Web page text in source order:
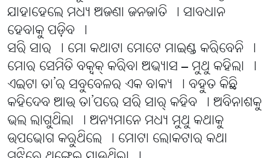
ଯାହାହେଲେ ମଧ୍ୟ ଅଜଣା ଜନଜାତି । ସାବଧାନ
ହେବାକୁ ପଡି଼ବ ।
ସରି ସାର । ମୋ କଥାଟା ମୋଟେ ମାଇଣ୍ଡ କରିବେନି ।
ମୋର ସେମିତି ବକ୍ବକ୍ କରିବା ଅଭ୍ୟାସ – ମୁଥୁ କହିଲା ।
ଏଇଟା ତା’ର ସବୁବେଳର ଏକ ବାକ୍ୟ । ବହୁତ କିଛି
କହିଦେବ ଆଉ ତା’ପରେ ସରି ସାର୍ କହିବ । ଅବିନାଶକୁ
ଭଲ ଲାଗୁଥିଲା । ଅନ୍ୟମାନେ ମଧ୍ୟ ମୁଥୁ କଥାକୁ
ଉପଭୋଗ କରୁଥିଲେ । ମୋଟା ଲୋକଟାର କଥା